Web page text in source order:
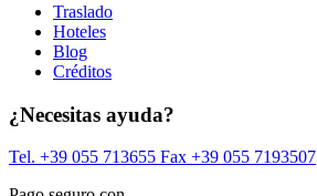
Traslado
Hoteles
Blog
Créditos
¿Necesitas ayuda?
Tel. +39 055 713655 Fax +39 055 7193507